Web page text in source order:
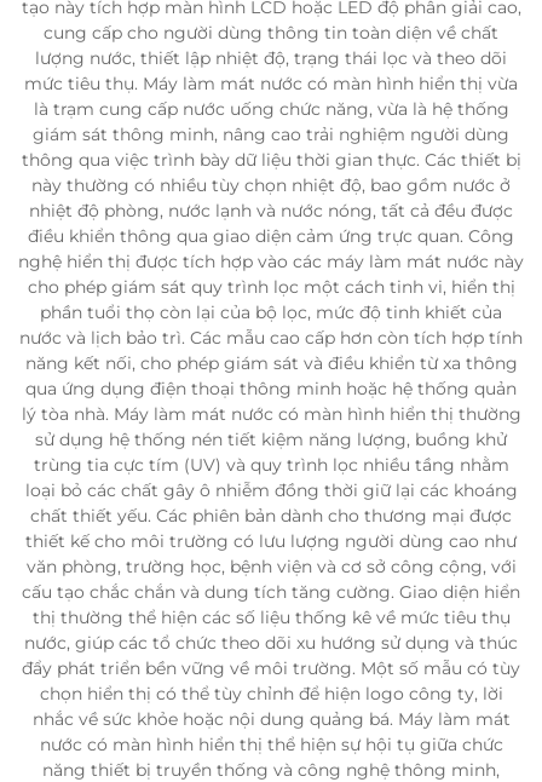
tạo này tích hợp màn hình LCD hoặc LED độ phân giải cao,
cung cấp cho người dùng thông tin toàn diện về chất
lượng nước, thiết lập nhiệt độ, trạng thái lọc và theo dõi
mức tiêu thụ. Máy làm mát nước có màn hình hiển thị vừa
là trạm cung cấp nước uống chức năng, vừa là hệ thống
giám sát thông minh, nâng cao trải nghiệm người dùng
thông qua việc trình bày dữ liệu thời gian thực. Các thiết bị
này thường có nhiều tùy chọn nhiệt độ, bao gồm nước ở
nhiệt độ phòng, nước lạnh và nước nóng, tất cả đều được
điều khiển thông qua giao diện cảm ứng trực quan. Công
nghệ hiển thị được tích hợp vào các máy làm mát nước này
cho phép giám sát quy trình lọc một cách tinh vi, hiển thị
phần tuổi thọ còn lại của bộ lọc, mức độ tinh khiết của
nước và lịch bảo trì. Các mẫu cao cấp hơn còn tích hợp tính
năng kết nối, cho phép giám sát và điều khiển từ xa thông
qua ứng dụng điện thoại thông minh hoặc hệ thống quản
lý tòa nhà. Máy làm mát nước có màn hình hiển thị thường
sử dụng hệ thống nén tiết kiệm năng lượng, buồng khử
trùng tia cực tím (UV) và quy trình lọc nhiều tầng nhằm
loại bỏ các chất gây ô nhiễm đồng thời giữ lại các khoáng
chất thiết yếu. Các phiên bản dành cho thương mại được
thiết kế cho môi trường có lưu lượng người dùng cao như
văn phòng, trường học, bệnh viện và cơ sở công cộng, với
cấu tạo chắc chắn và dung tích tăng cường. Giao diện hiển
thị thường thể hiện các số liệu thống kê về mức tiêu thụ
nước, giúp các tổ chức theo dõi xu hướng sử dụng và thúc
đẩy phát triển bền vững về môi trường. Một số mẫu có tùy
chọn hiển thị có thể tùy chỉnh để hiện logo công ty, lời
nhắc về sức khỏe hoặc nội dung quảng bá. Máy làm mát
nước có màn hình hiển thị thể hiện sự hội tụ giữa chức
năng thiết bị truyền thống và công nghệ thông minh,